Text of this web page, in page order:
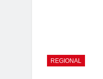
REGIONAL